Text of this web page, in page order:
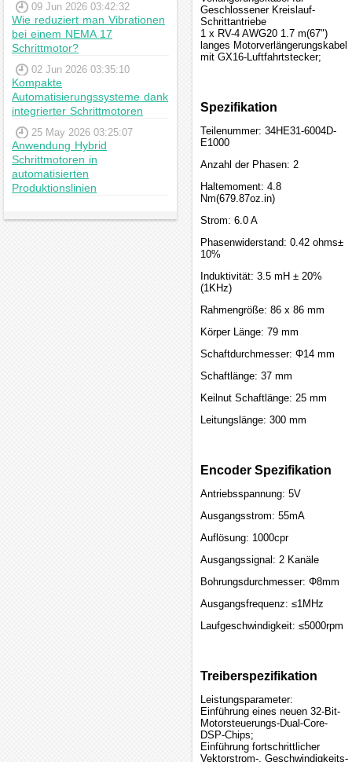
09 Jun 2026 03:42:32
Wie reduziert man Vibrationen
bei einem NEMA 17
Schrittmotor?
02 Jun 2026 03:35:10
Kompakte
Automatisierungssysteme dank
integrierter Schrittmotoren
25 May 2026 03:25:07
Anwendung Hybrid
Schrittmotoren in
automatisierten
Produktionslinien
Geschlossener Kreislauf-
Schrittantriebe
1 x RV-4 AWG20 1.7 m(67")
langes Motorverlängerungskabel
mit GX16-Luftfahrtstecker;
Spezifikation
Teilenummer: 34HE31-6004D-
E1000
Anzahl der Phasen: 2
Haltemoment: 4.8
Nm(679.87oz.in)
Strom: 6.0 A
Phasenwiderstand: 0.42 ohms±
10%
Induktivität: 3.5 mH ± 20%
(1KHz)
Rahmengröße: 86 x 86 mm
Körper Länge: 79 mm
Schaftdurchmesser: Φ14 mm
Schaftlänge: 37 mm
Keilnut Schaftlänge: 25 mm
Leitungslänge: 300 mm
Encoder Spezifikation
Antriebsspannung: 5V
Ausgangsstrom: 55mA
Auflösung: 1000cpr
Ausgangssignal: 2 Kanäle
Bohrungsdurchmesser: Φ8mm
Ausgangsfrequenz: ≤1MHz
Laufgeschwindigkeit: ≤5000rpm
Treiberspezifikation
Leistungsparameter:
Einführung eines neuen 32-Bit-
Motorsteuerungs-Dual-Core-
DSP-Chips;
Einführung fortschrittlicher
Vektorstrom-, Geschwindigkeits-